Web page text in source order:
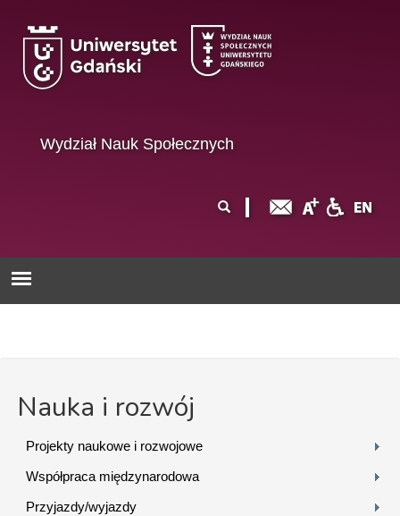
Wydział Nauk Społecznych
wyszukiwania
Nauka i rozwój
Projekty naukowe i rozwojowe
Współpraca międzynarodowa
Przyjazdy/wyjazdy